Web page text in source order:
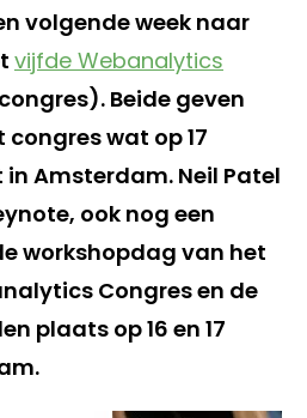
volgende week naar
vijfde Webanalytics
Beide geven
wat op 17
Amsterdam. Neil Patel
ook nog een
workshopdag van het
Congres en de
plaats op 16 en 17